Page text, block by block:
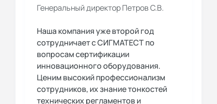
Генеральный директор Петров С.В.
Наша компания уже второй год
сотрудничает с СИГМАТЕСТ по
вопросам сертификации
инновационного оборудования.
Ценим высокий профессионализм
сотрудников, их знание тонкостей
технических регламентов и